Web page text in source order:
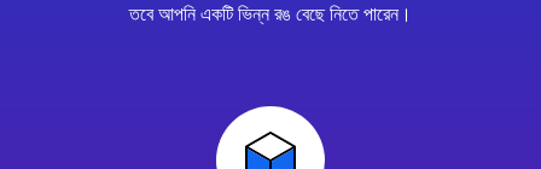
তবে আপনি একটি ভিন্ন রঙ বেছে নিতে পারেন।